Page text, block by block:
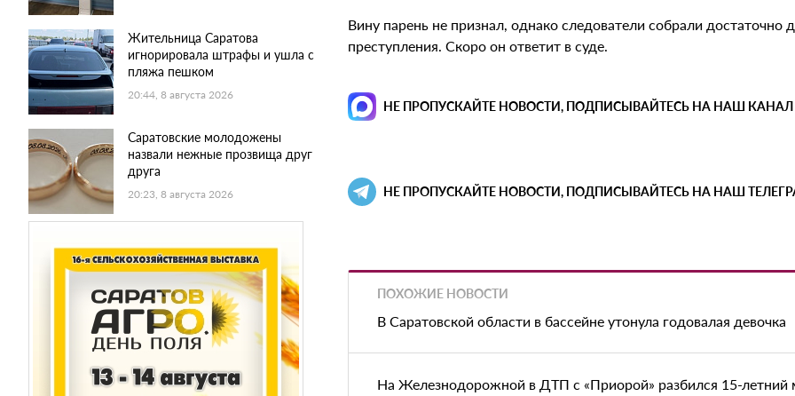
Жительница Саратова
игнорировала штрафы и ушла с
пляжа пешком
20:44, 8 августа 2026
Саратовские молодожены
назвали нежные прозвища друг
друга
20:23, 8 августа 2026
Вину парень не признал, однако следователи собрали
преступления. Скоро он ответит в суде.
НЕ ПРОПУСКАЙТЕ НОВОСТИ, ПОДПИСЫВАЙТЕСЬ НА НАШ КАНАЛ
НЕ ПРОПУСКАЙТЕ НОВОСТИ, ПОДПИСЫВАЙТЕСЬ НА НАШ
ПОХОЖИЕ НОВОСТИ
В Саратовской области в бассейне утонула годовалая девочка
На Железнодорожной в ДТП с «Приорой» разбился 15-летний